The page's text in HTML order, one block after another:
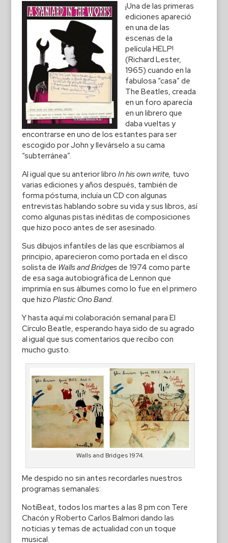
¡Una de las primeras
ediciones apareció
en una de las
escenas de la
película HELP!
(Richard Lester,
1965) cuando en la
fabulosa “casa” de
The Beatles, creada
en un foro aparecía
en un librero que
daba vueltas y
encontrarse en uno de los estantes para ser
escogido por John y llevárselo a su cama
“subterránea”.
Al igual que su anterior libro In his own write, tuvo
varias ediciones y años después, también de
forma póstuma, incluía un CD con algunas
entrevistas hablando sobre su vida y sus libros, así
como algunas pistas inéditas de composiciones
que hizo poco antes de ser asesinado.
Sus dibujos infantiles de las que escribíamos al
principio, aparecieron como portada en el disco
solista de Walls and Bridgesde 1974 como parte
de esa saga autobiográfica de Lennon que
imprimía en sus álbumes como lo fue en el primero
que hizo Plastic Ono Band.
Y hasta aquí mi colaboración semanal para El
Círculo Beatle, esperando haya sido de su agrado
al igual que sus comentarios que recibo con
mucho gusto.
Walls and Bridges 1974.
Me despido no sin antes recordarles nuestros
programas semanales:
NotiBeat, todos los martes a las 8 pm con Tere
Chacón y Roberto Carlos Balmori dando las
noticias y temas de actualidad con un toque
musical.